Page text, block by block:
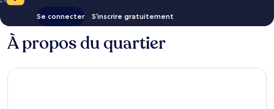
Se connecter S’inscrire gratuitement
À propos du quartier